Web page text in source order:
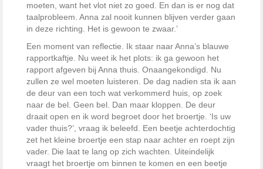
moeten, want het vlot niet zo goed. En dan is er nog dat
taalprobleem. Anna zal nooit kunnen blijven verder gaan
in deze richting. Het is gewoon te zwaar.’
Een moment van reflectie. Ik staar naar Anna’s blauwe
rapportkaftje. Nu weet ik het plots: ik ga gewoon het
rapport afgeven bij Anna thuis. Onaangekondigd. Nu
zullen ze wel moeten luisteren. De dag nadien sta ik aan
de deur van een toch wat verkommerd huis, op zoek
naar de bel. Geen bel. Dan maar kloppen. De deur
draait open en ik word begroet door het broertje. ‘Is uw
vader thuis?’, vraag ik beleefd. Een beetje achterdochtig
zet het kleine broertje een stap naar achter en roept zijn
vader. Die laat te lang op zich wachten. Uiteindelijk
vraagt het broertje om binnen te komen en een beetje